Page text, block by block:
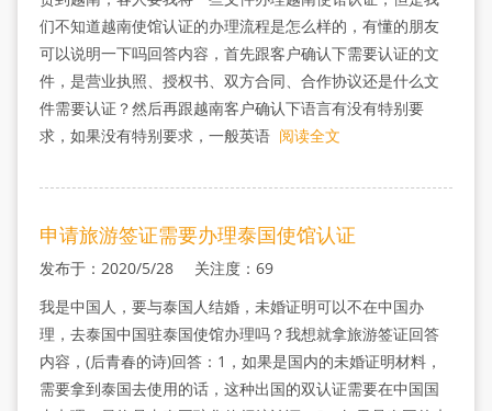
们不知道越南使馆认证的办理流程是怎么样的，有懂的朋友
可以说明一下吗回答内容，首先跟客户确认下需要认证的文
件，是营业执照、授权书、双方合同、合作协议还是什么文
件需要认证？然后再跟越南客户确认下语言有没有特别要
求，如果没有特别要求，一般英语 阅读全文
申请旅游签证需要办理泰国使馆认证
发布于：2020/5/28 关注度：69
我是中国人，要与泰国人结婚，未婚证明可以不在中国办
理，去泰国中国驻泰国使馆办理吗？我想就拿旅游签证回答
内容，(后青春的诗)回答：1，如果是国内的未婚证明材料，
需要拿到泰国去使用的话，这种出国的双认证需要在中国国